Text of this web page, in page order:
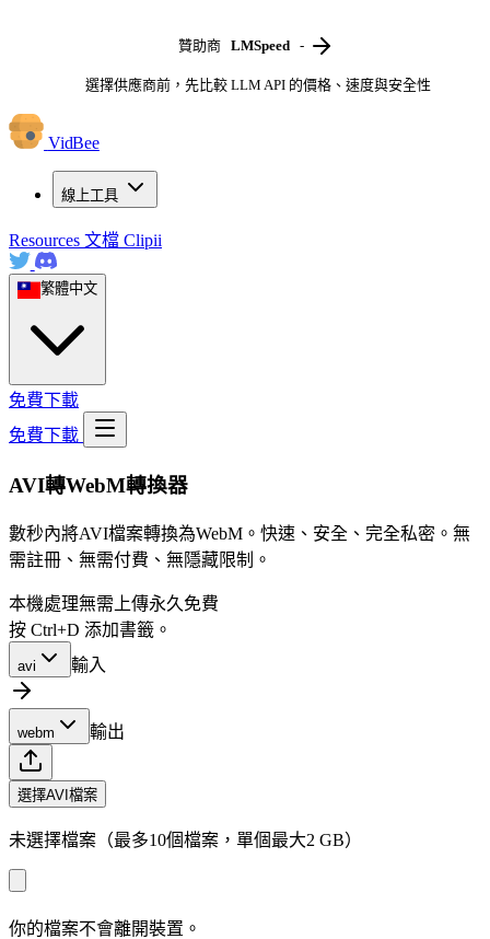
贊助商 LMSpeed -
選擇供應商前，先比較 LLM API 的價格、速度與安全性
VidBee
線上工具
Resources 文檔 Clipii
繁體中文
免費下載
免費下載
AVI轉WebM轉換器
數秒內將AVI檔案轉換為WebM。快速、安全、完全私密。無
需註冊、無需付費、無隱藏限制。
本機處理無需上傳永久免費
按 Ctrl+D 添加書籤。
avi 輸入
webm 輸出
選擇AVI檔案
未選擇檔案（最多10個檔案，單個最大2 GB）
你的檔案不會離開裝置。